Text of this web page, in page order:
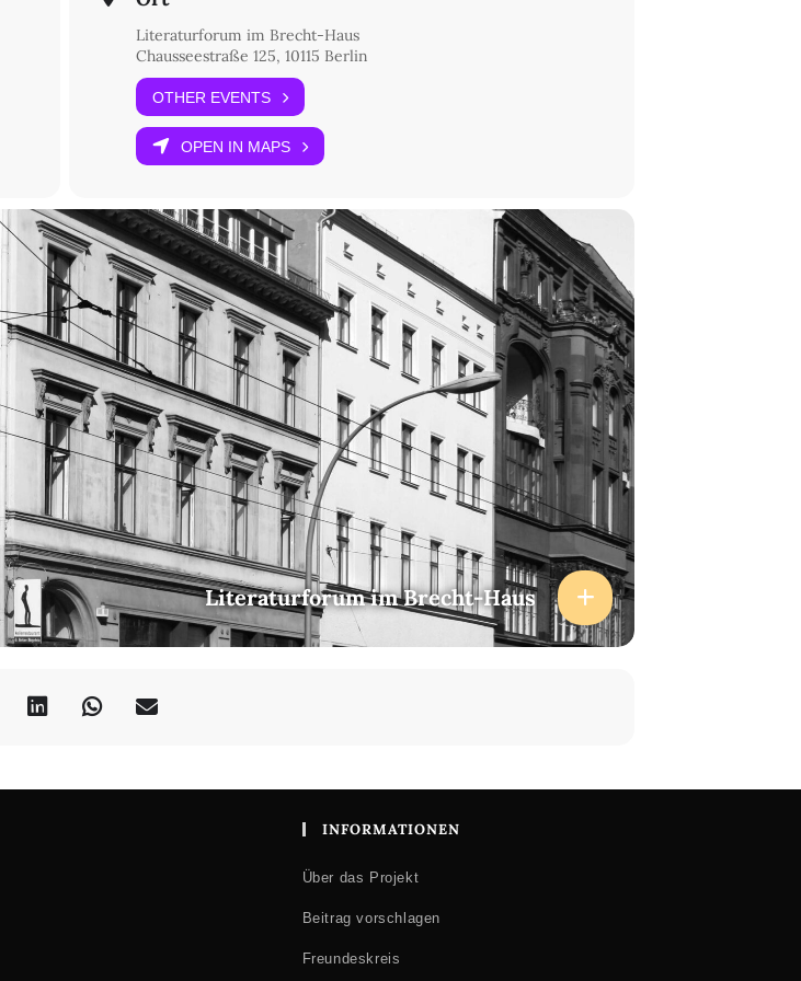
Literaturforum im Brecht-Haus
Chausseestraße 125, 10115 Berlin
OTHER EVENTS
OPEN IN MAPS
Literaturforum im Brecht-Haus
INFORMATIONEN
Über das Projekt
Beitrag vorschlagen
Freundeskreis